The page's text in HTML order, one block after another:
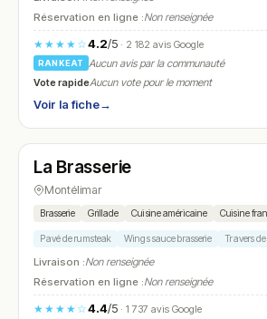
Réservation en ligne :Non renseignée
★★★★☆4.2/5· 2 182 avis Google
RANKEAT
Aucun avis par la communauté
Vote rapideAucun vote pour le moment
Voir la fiche→
N° 7
La Brasserie
Montélimar
Brasserie Grillade Cuisine américaine Cuisine
Pavé de rumsteak Wings sauce brasserie Travers
Livraison :Non renseignée
Réservation en ligne :Non renseignée
★★★★☆4.4/5· 1 737 avis Google